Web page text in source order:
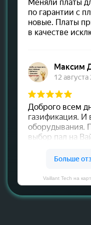
Vaillant Tech на